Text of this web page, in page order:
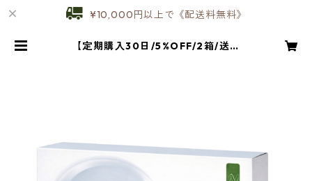
¥10,000円以上で《配送料無料》
【定期購入30日/5%OFF/2箱/送料